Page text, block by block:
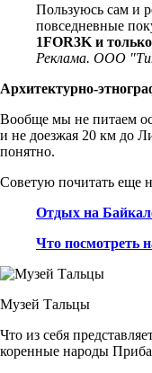
Пользуюсь сам и
повседневные
1FOR3K и
Реклама. ООО
Архитектурно-
Вообще мы не питаем
и не доезжая 20 км до
понятно.
Советую почитать еще
Отдых на
Что посмотреть
Музей Тальцы
Что из себя
коренные народы